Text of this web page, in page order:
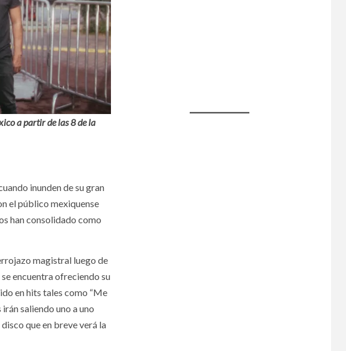
a partir de las 8 de la
inunden de su gran
el público mexiquense
han consolidado como
magistral luego de
encuentra ofreciendo su
en hits tales como “Me
saliendo uno a uno
que en breve verá la